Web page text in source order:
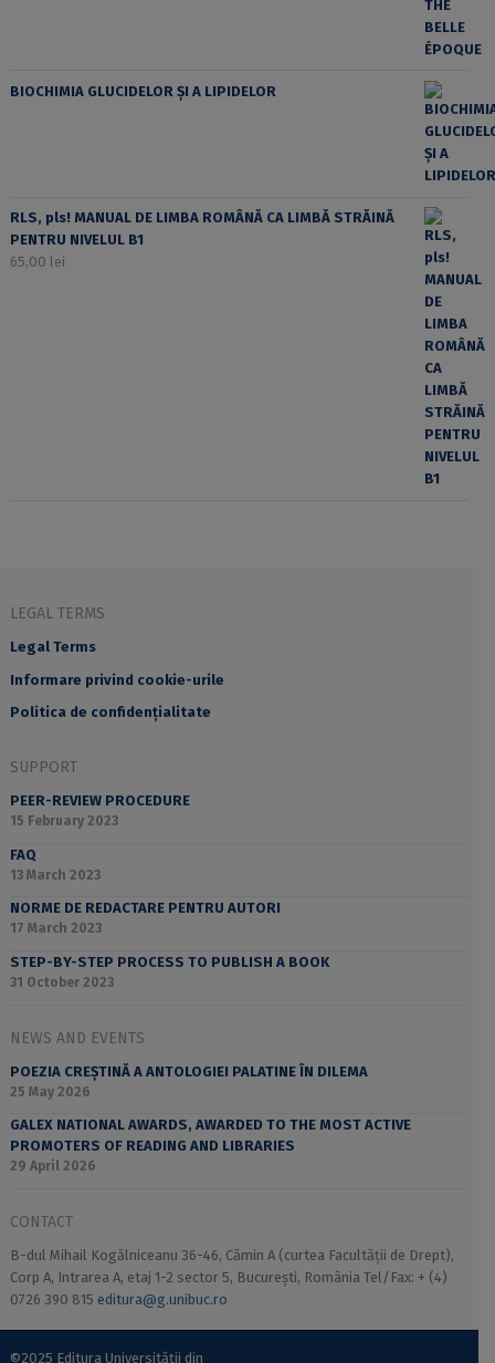
BIOCHIMIA GLUCIDELOR ȘI A LIPIDELOR
RLS, pls! MANUAL DE LIMBA ROMÂNĂ CA LIMBĂ STRĂINĂ
PENTRU NIVELUL B1
65,00 lei
LEGAL TERMS
Legal Terms
Informare privind cookie-urile
Politica de confidențialitate
SUPPORT
PEER-REVIEW PROCEDURE
15 February 2023
FAQ
13 March 2023
NORME DE REDACTARE PENTRU AUTORI
17 March 2023
STEP-BY-STEP PROCESS TO PUBLISH A BOOK
31 October 2023
NEWS AND EVENTS
POEZIA CREȘTINĂ A ANTOLOGIEI PALATINE ÎN DILEMA
25 May 2026
GALEX NATIONAL AWARDS, AWARDED TO THE MOST ACTIVE
PROMOTERS OF READING AND LIBRARIES
29 April 2026
CONTACT
B-dul Mihail Kogălniceanu 36-46, Cămin A (curtea Facultății de Drept),
Corp A, Intrarea A, etaj 1-2 sector 5, București, România Tel/Fax: + (4)
0726 390 815 editura@g.unibuc.ro
©2025 Editura Universității din